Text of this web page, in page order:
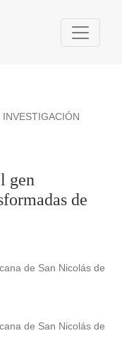
gen
de
de San Nicolás de
de San Nicolás de